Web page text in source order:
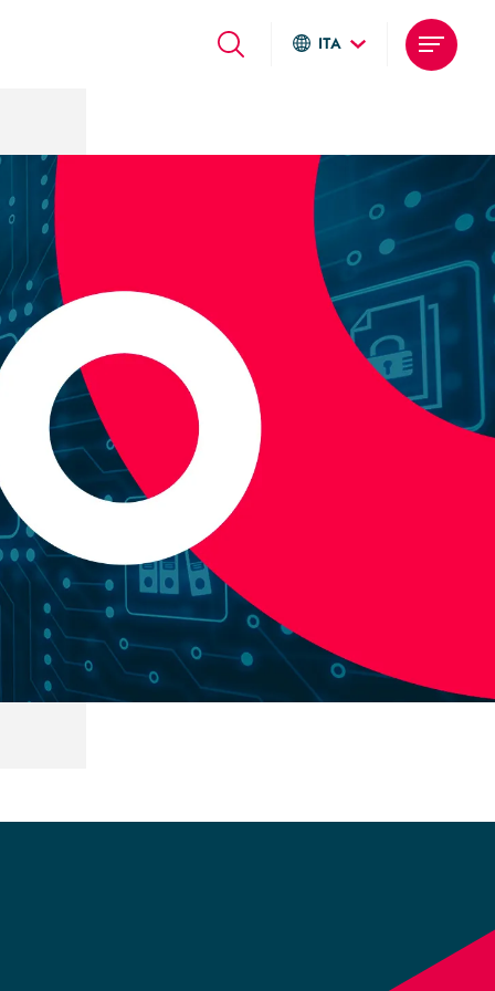
ITA
Deutsch
Local sites
Brasil
United States
Argentina